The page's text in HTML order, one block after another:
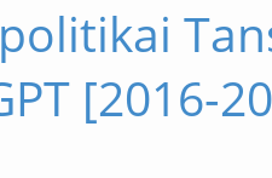
[2016-